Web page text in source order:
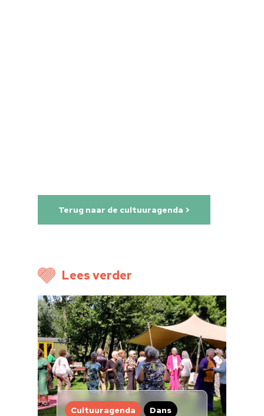
Terug naar de cultuuragenda >
Lees verder
Cultuuragenda Dans
Home
Cultuuragenda
Voor
Cultuur op school